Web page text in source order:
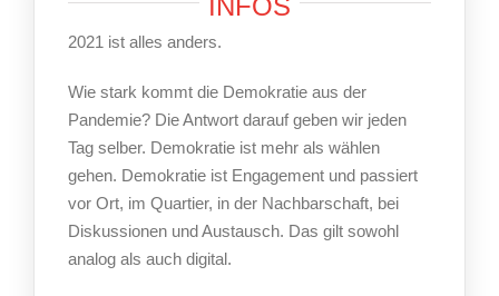
2021 ist alles anders.
Wie stark kommt die Demokratie aus der
Pandemie? Die Antwort darauf geben wir jeden
Tag selber. Demokratie ist mehr als wählen
gehen. Demokratie ist Engagement und passiert
vor Ort, im Quartier, in der Nachbarschaft, bei
Diskussionen und Austausch. Das gilt sowohl
analog als auch digital.